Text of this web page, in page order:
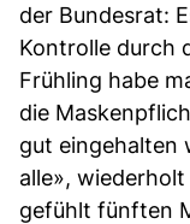
der Bundesrat:
Kontrolle durch
Frühling habe
die
gut eingehalten
alle»,
gefühlt fünften